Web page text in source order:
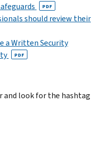
PDF
should review their
a Written Security
PDF
look for the hashtag